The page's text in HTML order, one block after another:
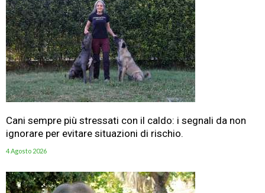
Cani sempre più stressati con il caldo: i segnali da non
ignorare per evitare situazioni di rischio.
4 Agosto 2026